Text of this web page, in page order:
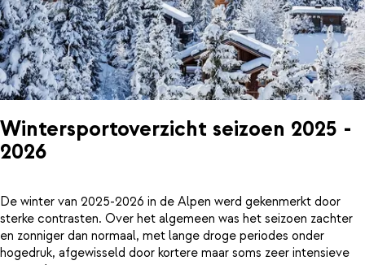
Wintersportoverzicht seizoen 2025 -
2026
De winter van 2025-2026 in de Alpen werd gekenmerkt door
sterke contrasten. Over het algemeen was het seizoen zachter
en zonniger dan normaal, met lange droge periodes onder
hogedruk, afgewisseld door kortere maar soms zeer intensieve